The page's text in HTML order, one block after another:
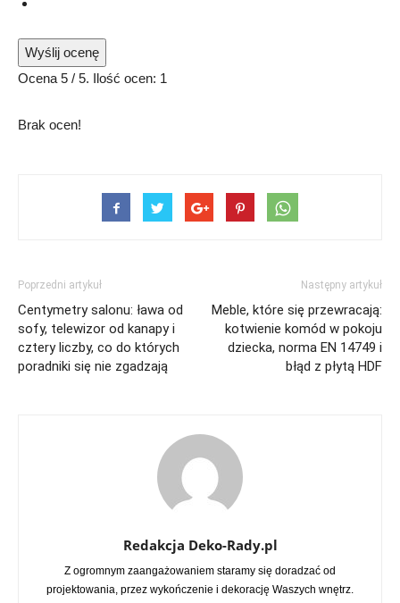
Wyślij ocenę
Ocena 5 / 5. Ilość ocen: 1
Brak ocen!
Poprzedni artykuł
Centymetry salonu: ława od
sofy, telewizor od kanapy i
cztery liczby, co do których
poradniki się nie zgadzają
Następny artykuł
Meble, które się przewracają:
kotwienie komód w pokoju
dziecka, norma EN 14749 i
błąd z płytą HDF
Redakcja Deko-Rady.pl
Z ogromnym zaangażowaniem staramy się doradzać od
projektowania, przez wykończenie i dekorację Waszych wnętrz.